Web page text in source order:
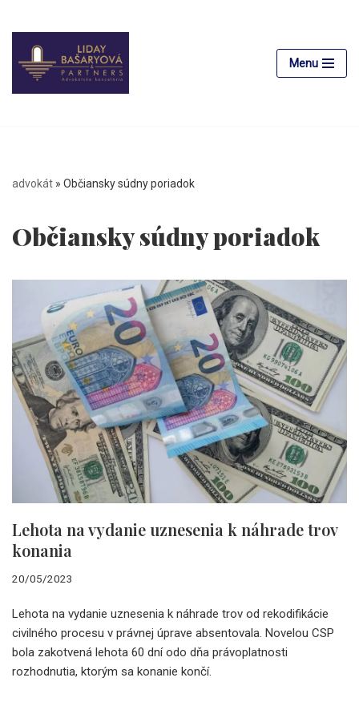
Preskočiť
na
obsah
Menu
advokát » Občiansky súdny poriadok
Občiansky súdny poriadok
Lehota na vydanie uznesenia k náhrade trov
konania
20/05/2023
Lehota na vydanie uznesenia k náhrade trov od rekodifikácie
civilného procesu v právnej úprave absentovala. Novelou CSP
bola zakotvená lehota 60 dní odo dňa právoplatnosti
rozhodnutia, ktorým sa konanie končí.